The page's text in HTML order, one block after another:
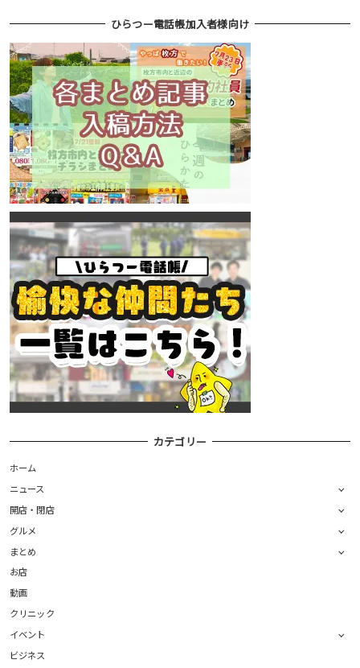
ひらつー電話帳加入者様向け
カテゴリー
ホーム
ニュース
開店・閉店
グルメ
まとめ
お店
動画
クリニック
イベント
ビジネス